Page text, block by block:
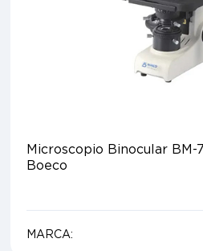
Microscopio Binocular
Boeco
MARCA: